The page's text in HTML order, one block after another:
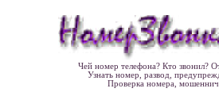
Чей номер телефона? Кто звонил?
Узнать номер, развод,
Проверка номера,